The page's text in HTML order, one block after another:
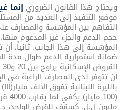
ويحتاج هذا القانون الضروري إنما
موضع التنفيذ إلى العديد من
التفاهم بين المؤسّسة والمصارف
حجم الدعم والجزء غير المدعوم
المؤسّسة إلى هذا الجانب. ثانياً، أن
ضمانة استمرارية الدعم طوال مدة
أن تتوفر لدى المصارف الراغبة في
بالليرة اللبنانية تفوق الألف
مليون ل.ل. كسقف للقرض الواحد،